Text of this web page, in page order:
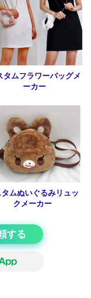
タムフラワーバッグメ
ーカー
タムぬいぐるみリュッ
クメーカー
する